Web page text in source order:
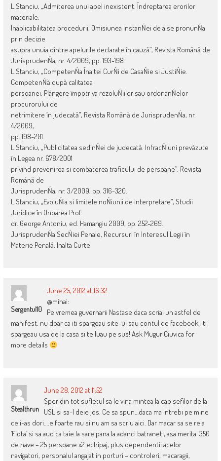
L.Stanciu, „Admiterea unui apel inexistent. Îndreptarea erorilor
materiale.
Inaplicabilitatea procedurii. Omisiunea instanŃei de a se pronunŃa
prin decizie
asupra unuia dintre apelurile declarate în cauză”, Revista Română de
JurisprudenŃa, nr. 4/2009, pp. 193-198.
L.Stanciu, „CompetenŃa Înaltei CurŃi de CasaŃie si JustiŃie.
CompetenŃă după calitatea
persoanei. Plângere împotriva rezoluŃiilor sau ordonanŃelor
procurorului de
netrimitere în judecată”, Revista Română de JurisprudenŃa, nr.
4/2009,
pp. 198-201.
L.Stanciu, „Publicitatea sedinŃei de judecată. InfracŃiuni prevăzute
în Legea nr. 678/2001
privind prevenirea si combaterea traficului de persoane”, Revista
Română de
JurisprudenŃa, nr. 3/2009, pp. 316-320.
L.Stanciu, „EvoluŃia si limitele noŃiunii de interpretare”, Studii
Juridice în Onoarea Prof.
dr. George Antoniu, ed. Hamangiu 2009, pp. 252-269.
JurisprudenŃa SecŃiei Penale, Recursuri în Interesul Legii în
Materie Penală, Inalta Curte
Sergentul10
June 25, 2012 at 16:32
@mihai:
Pe vremea guvernarii Nastase daca scriai un astfel de
manifest, nu doar ca iti spargeau site-ul sau contul de facebook, iti
spargeau usa de la casa si te luau pe sus! Ask Mugur Ciuvica for
more details
Stealthrun
June 28, 2012 at 11:52
Sper din tot sufletul sa le vina mintea la cap sefilor de la
USL si sa-l deie jos. Ce sa spun…daca ma intrebi pe mine
ce i-as dori….e foarte rau si nu am sa scriu aici. Dar macar sa se reia
‘Flota’ si sa aud ca taie la sare pana la adanci batraneti, asa merita. 350
de nave – 25 persoane x2 echipaj, plus dependentii acelor
navigatori, personalul angajat in porturi – controleri, macaragii,